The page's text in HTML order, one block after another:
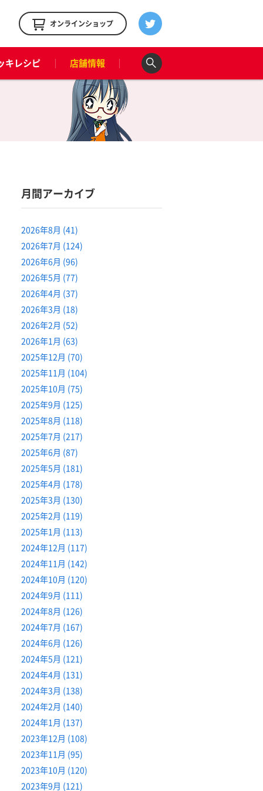
オンラインショップ
キレシピ 店舗情報
月間アーカイブ
2026年8月 (41)
2026年7月 (124)
2026年6月 (96)
2026年5月 (77)
2026年4月 (37)
2026年3月 (18)
2026年2月 (52)
2026年1月 (63)
2025年12月 (70)
2025年11月 (104)
2025年10月 (75)
2025年9月 (125)
2025年8月 (118)
2025年7月 (217)
2025年6月 (87)
2025年5月 (181)
2025年4月 (178)
2025年3月 (130)
2025年2月 (119)
2025年1月 (113)
2024年12月 (117)
2024年11月 (142)
2024年10月 (120)
2024年9月 (111)
2024年8月 (126)
2024年7月 (167)
2024年6月 (126)
2024年5月 (121)
2024年4月 (131)
2024年3月 (138)
2024年2月 (140)
2024年1月 (137)
2023年12月 (108)
2023年11月 (95)
2023年10月 (120)
2023年9月 (121)